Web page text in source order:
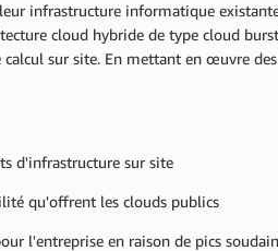
infrastructure informatique
cloud hybride de type cloud
sur site. En mettant en œuvre
d'infrastructure sur site
qu'offrent les clouds publics
l'entreprise en raison de pics